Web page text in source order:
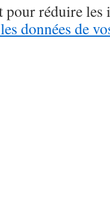
réduire les
données de